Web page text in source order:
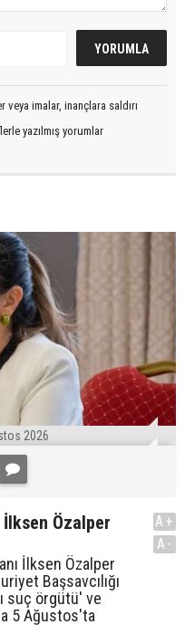
imalar, inançlara saldırı
yazılmış yorumlar
2026
Özalper
İlksen Özalper
Başsavcılığı
suç örgütü' ve
5 Ağustos'ta
A+
A-